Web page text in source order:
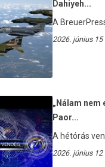
Dahiyeh...
A
2026. június 15
„Nálam
Paor...
A hétórás
2026. június 12